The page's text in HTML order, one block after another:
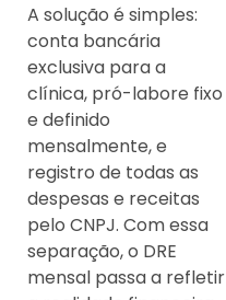
A solução é simples:
conta bancária
exclusiva para a
clínica, pró-labore fixo
e definido
mensalmente, e
registro de todas as
despesas e receitas
pelo CNPJ. Com essa
separação, o DRE
mensal passa a refletir